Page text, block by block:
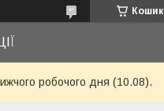
Кошик
робочого дня (10.08).